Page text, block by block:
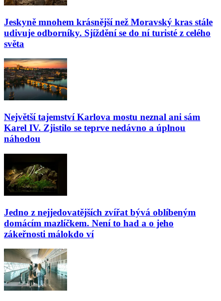
Jeskyně mnohem krásnější než Moravský kras stále
udivuje odborníky. Sjíždění se do ní turisté z celého
světa
Největší tajemství Karlova mostu neznal ani sám
Karel IV. Zjistilo se teprve nedávno a úplnou
náhodou
Jedno z nejjedovatějších zvířat bývá oblíbeným
domácím mazlíčkem. Není to had a o jeho
zákeřnosti málokdo ví